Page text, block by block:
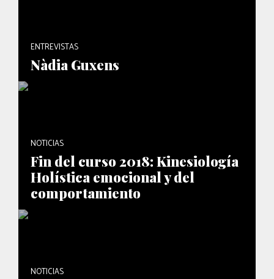
ENTREVISTAS
Nàdia Guxens
NOTICIAS
Fin del curso 2018: Kinesiología
Holística emocional y del
comportamiento
NOTICIAS